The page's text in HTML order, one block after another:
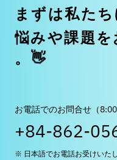
まずは私た ち
悩みや課題を
。 👋
お電話でのお問合せ（
+84-862-
※ 日本語でお電話お受けいた